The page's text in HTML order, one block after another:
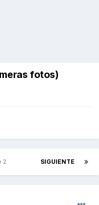
fotos)
SIGUIENTE
2